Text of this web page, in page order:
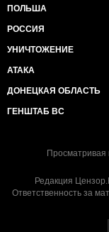
ПОЛЬША
РОССИЯ
УНИЧТОЖЕНИЕ
АТАКА
ДОНЕЦКАЯ ОБЛАСТЬ
ГЕНШТАБ ВС
Просматривая
Редакция
Ответственность за